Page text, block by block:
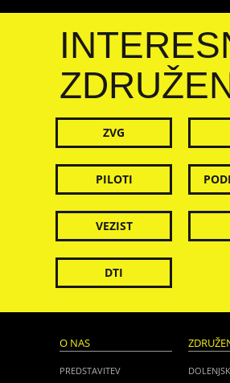
ZVG
PILOTI
VEZIST
DTI
O NAS
PREDSTAVITEV